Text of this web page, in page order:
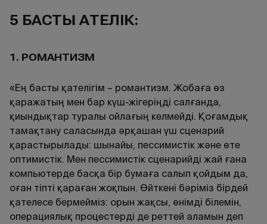
5 БАСТЫ ҚАТЕЛІК:
1. РОМАНТИЗМ
«Ең басты қателігім – романтизм. Жобаға өз
қаражатың мен бар күш-жігеріңді салғанда,
қиындықтар туралы ойлағың келмейді. Қоғамдық
тамақтану саласында әрқашан үш сценарий
қарастырылады: шынайы, пессимистік және өте
оптимистік. Мен пессимистік сценарийді жай ғана
компьютерде басқа бір бумаға салып қойдым да,
оған тіпті қараған жоқпын. Өйткені бәріміз бірдей
қателесе бермейміз: орын жақсы, өнімді білемін,
операциялық процестерді де реттей аламын деп